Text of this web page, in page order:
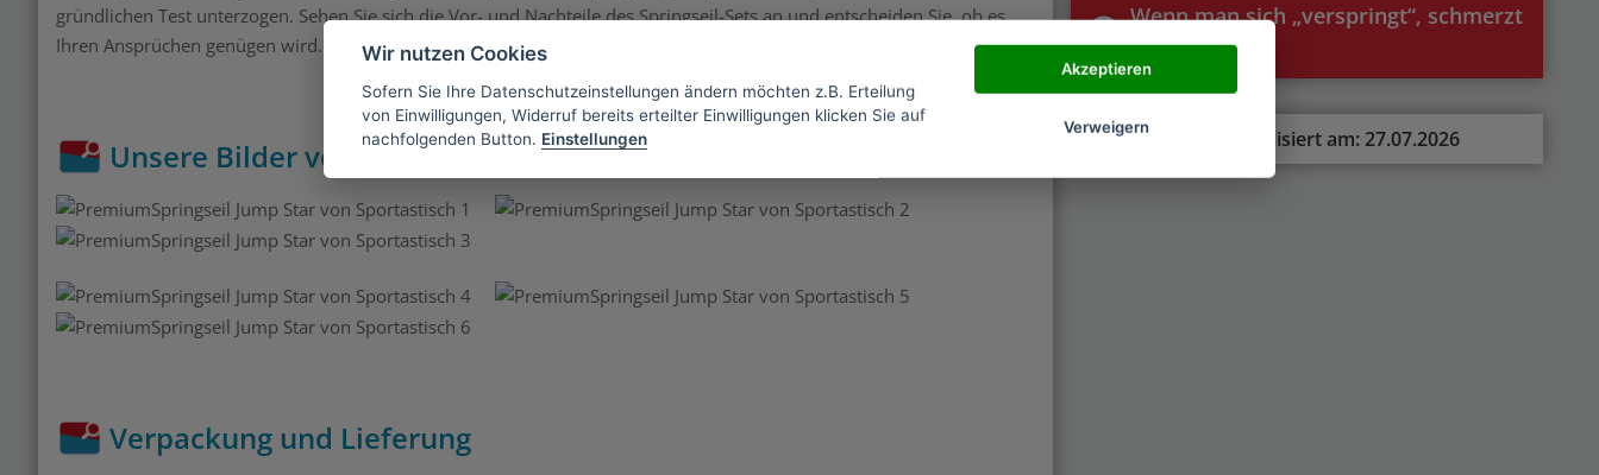
gründlichen Test unterzogen. Sehen Sie sich die Vor- und Nachteile des Springseil-Sets an und entscheiden Sie, ob es
Ihren Ansprüchen genügen wird.
Unsere Bilder vom Jump Star
Verpackung und Lieferung
Wenn man sich „verspringt“, schmerzt
das Seil
Zuletzt aktualisiert am: 27.07.2026
Wir nutzen Cookies
Sofern Sie Ihre Datenschutzeinstellungen ändern möchten z.B. Erteilung
von Einwilligungen, Widerruf bereits erteilter Einwilligungen klicken Sie auf
nachfolgenden Button. Einstellungen
Akzeptieren
Verweigern